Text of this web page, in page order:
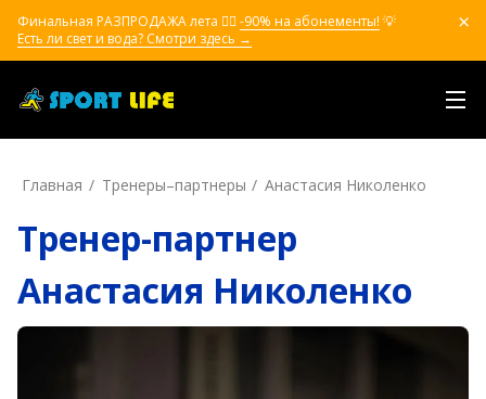
Финальная РАЗПРОДАЖА лета ❤️‍🔥 -90% на абонементы! 💡
Есть ли свет и вода? Смотри здесь →
Главная Тренеры–пapтнepы Анастасия Николенко
Тренер-партнер
Анастасия Николенко